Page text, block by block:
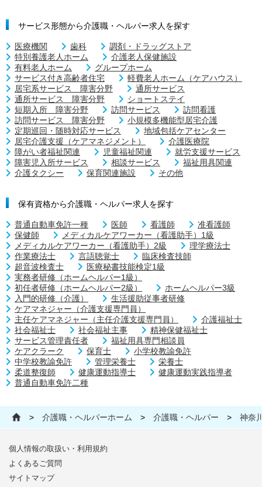
サービス形態から介護職・ヘルパー求人を探す
医療機関 歯科
調剤・ドラッグストア
特別養護老人ホーム
介護老人保健施設
有料老人ホーム
グループホーム
サービス付き高齢者住宅
軽費老人ホーム（ケアハウス）
居宅系サービス 障害分野
通所サービス
通所サービス 障害分野
ショートステイ
短期入所 障害分野
訪問サービス
訪問看護
訪問サービス 障害分野
小規模多機能型居宅介護
定期巡回・随時対応サービス
地域包括ケアセンター
居宅介護支援（ケアマネジメント）
介護医療院
障がい者福祉関連
児童福祉関連
就労支援サービス
障害児入所サービス
相談サービス
福祉用具関連
介護タクシー
保育関連施設 その他
保有資格から介護職・ヘルパー求人を探す
普通自動車免許一種 医師 看護師
准看護師
保健師
メディカルケアワーカー（看護助手）1級
メディカルケアワーカー（看護助手）2級
理学療法士
作業療法士
言語聴覚士
臨床検査技師
超音波検査士
医療秘書技能検定1級
実務者研修（ホームヘルパー1級）
初任者研修（ホームヘルパー2級）
ホームヘルパー3級
入門的研修（介護）
生活援助従事者研修
ケアマネジャー（介護支援専門員）
主任ケアマネジャー（主任介護支援専門員）
介護福祉士
社会福祉士
社会福祉主事
精神保健福祉士
サービス管理責任者
福祉用具専門相談員
ケアクラーク
保育士
小学校教諭免許
中学校教諭免許
管理栄養士
栄養士
柔道整復師
健康運動指導士
健康運動実践指導者
普通自動車免許二種
> 介護職・ヘルパーホーム > 介護職・ヘルパー > 神奈
個人情報の取扱い・利用規約
よくあるご質問
サイトマップ